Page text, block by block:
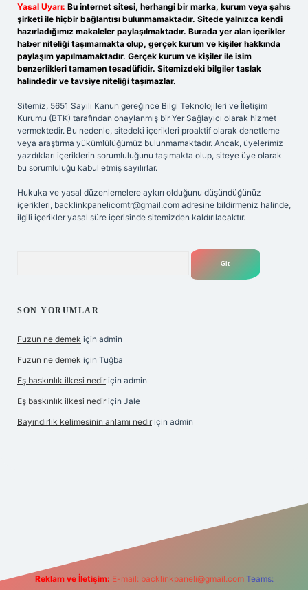
Yasal Uyarı: Bu internet sitesi, herhangi bir marka, kurum veya şahıs
şirketi ile hiçbir bağlantısı bulunmamaktadır. Sitede yalnızca kendi
hazırladığımız makaleler paylaşılmaktadır. Burada yer alan içerikler
haber niteliği taşımamakta olup, gerçek kurum ve kişiler hakkında
paylaşım yapılmamaktadır. Gerçek kurum ve kişiler ile isim
benzerlikleri tamamen tesadüfidir. Sitemizdeki bilgiler taslak
halindedir ve tavsiye niteliği taşımazlar.
Sitemiz, 5651 Sayılı Kanun gereğince Bilgi Teknolojileri ve İletişim
Kurumu (BTK) tarafından onaylanmış bir Yer Sağlayıcı olarak hizmet
vermektedir. Bu nedenle, sitedeki içerikleri proaktif olarak denetleme
veya araştırma yükümlülüğümüz bulunmamaktadır. Ancak, üyelerimiz
yazdıkları içeriklerin sorumluluğunu taşımakta olup, siteye üye olarak
bu sorumluluğu kabul etmiş sayılırlar.
Hukuka ve yasal düzenlemelere aykırı olduğunu düşündüğünüz
içerikleri, backlinkpanelicomtr@gmail.com adresine bildirmeniz halinde,
ilgili içerikler yasal süre içerisinde sitemizden kaldırılacaktır.
SON YORUMLAR
Fuzun ne demek için admin
Fuzun ne demek için Tuğba
Eş baskınlık ilkesi nedir için admin
Eş baskınlık ilkesi nedir için Jale
Bayındırlık kelimesinin anlamı nedir için admin
Reklam ve İletişim: E-mail: backlinkpaneli@gmail.com Teams: